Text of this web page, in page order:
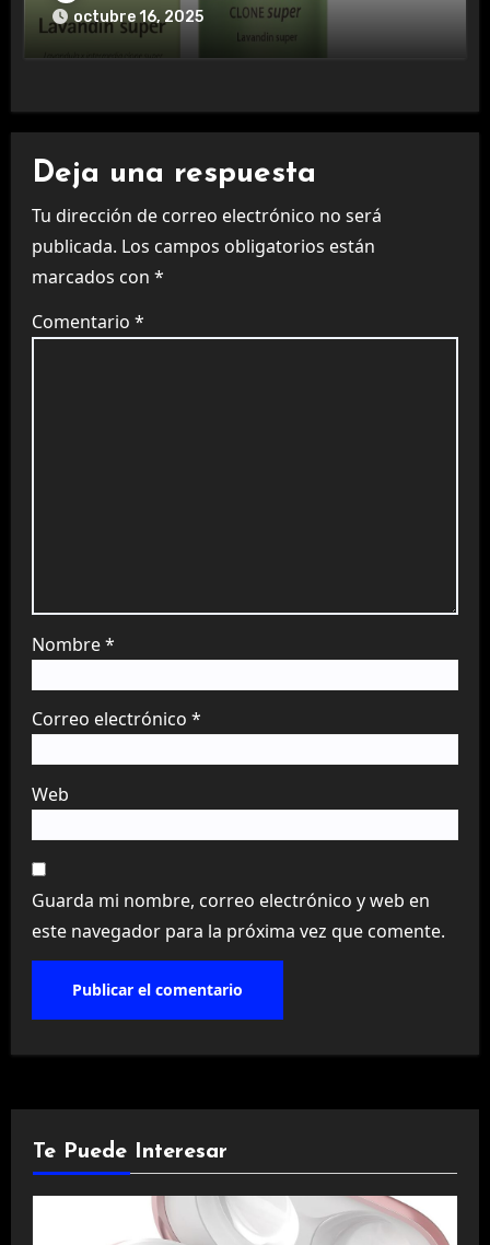
octubre 16, 2025
Deja una respuesta
Tu dirección de correo electrónico no será
publicada. Los campos obligatorios están
marcados con *
Comentario *
Nombre*
Correo electrónico *
Web
Guarda mi nombre, correo electrónico y web en
este navegador para la próxima vez que comente.
Te Puede Interesar